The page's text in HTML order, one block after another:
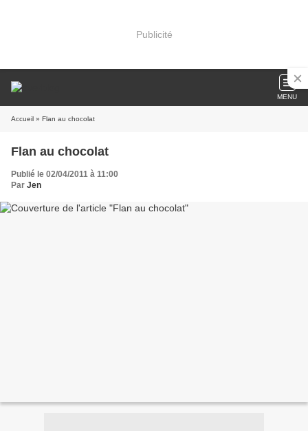
Publicité
MENU
Accueil » Flan au chocolat
Flan au chocolat
Publié le 02/04/2011 à 11:00
Par Jen